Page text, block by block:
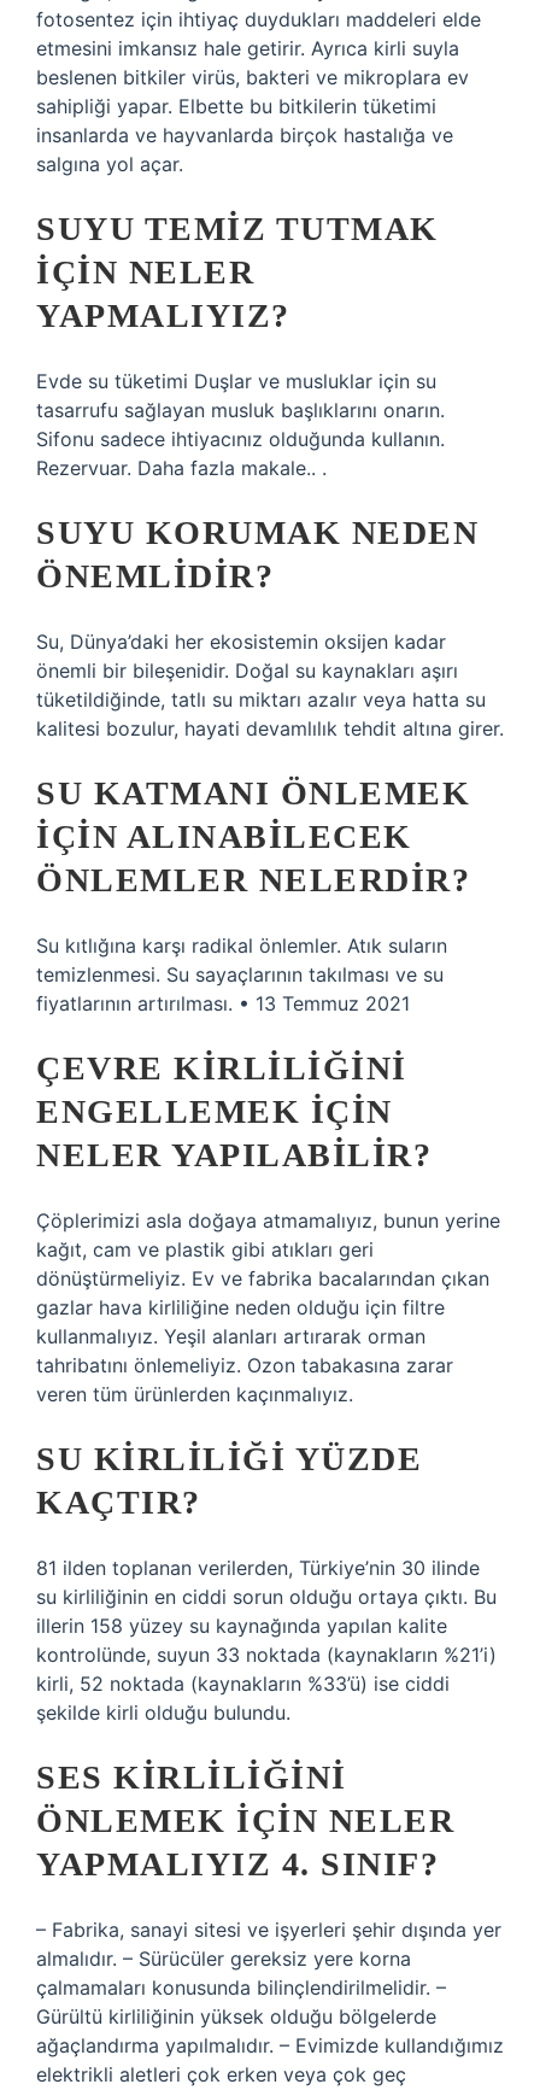
fotosentez için ihtiyaç duydukları maddeleri elde
etmesini imkansız hale getirir. Ayrıca kirli suyla
beslenen bitkiler virüs, bakteri ve mikroplara ev
sahipliği yapar. Elbette bu bitkilerin tüketimi
insanlarda ve hayvanlarda birçok hastalığa ve
salgına yol açar.
SUYU TEMIZ TUTMAK
IÇIN NELER
YAPMALIYIZ?
Evde su tüketimi Duşlar ve musluklar için su
tasarrufu sağlayan musluk başlıklarını onarın.
Sifonu sadece ihtiyacınız olduğunda kullanın.
Rezervuar. Daha fazla makale.. .
SUYU KORUMAK NEDEN
ÖNEMLIDIR?
Su, Dünya’daki her ekosistemin oksijen kadar
önemli bir bileşenidir. Doğal su kaynakları aşırı
tüketildiğinde, tatlı su miktarı azalır veya hatta su
kalitesi bozulur, hayati devamlılık tehdit altına girer.
SU KATMANI ÖNLEMEK
IÇIN ALINABILECEK
ÖNLEMLER NELERDIR?
Su kıtlığına karşı radikal önlemler. Atık suların
temizlenmesi. Su sayaçlarının takılması ve su
fiyatlarının artırılması. • 13 Temmuz 2021
ÇEVRE KIRLILIĞINI
ENGELLEMEK IÇIN
NELER YAPILABILIR?
Çöplerimizi asla doğaya atmamalıyız, bunun yerine
kağıt, cam ve plastik gibi atıkları geri
dönüştürmeliyiz. Ev ve fabrika bacalarından çıkan
gazlar hava kirliliğine neden olduğu için filtre
kullanmalıyız. Yeşil alanları artırarak orman
tahribatını önlemeliyiz. Ozon tabakasına zarar
veren tüm ürünlerden kaçınmalıyız.
SU KIRLILIĞI YÜZDE
KAÇTIR?
81 ilden toplanan verilerden, Türkiye’nin 30 ilinde
su kirliliğinin en ciddi sorun olduğu ortaya çıktı. Bu
illerin 158 yüzey su kaynağında yapılan kalite
kontrolünde, suyun 33 noktada (kaynakların %21’i)
kirli, 52 noktada (kaynakların %33’ü) ise ciddi
şekilde kirli olduğu bulundu.
SES KIRLILIĞINI
ÖNLEMEK IÇIN NELER
YAPMALIYIZ 4. SINIF?
– Fabrika, sanayi sitesi ve işyerleri şehir dışında yer
almalıdır. – Sürücüler gereksiz yere korna
çalmamaları konusunda bilinçlendirilmelidir. –
Gürültü kirliliğinin yüksek olduğu bölgelerde
ağaçlandırma yapılmalıdır. – Evimizde kullandığımız
elektrikli aletleri çok erken veya çok geç